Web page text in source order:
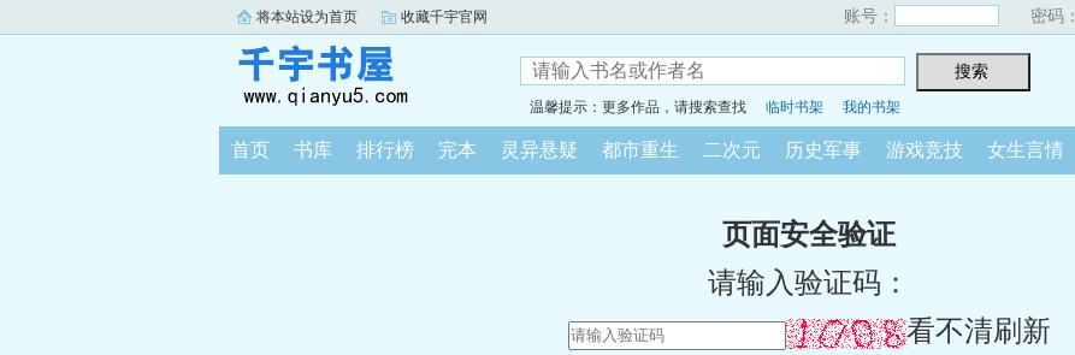
将本站设为首页 收藏千宇官网 账号： 密码：
温馨提示：更多作品，请搜索查找 临时书架 我的书架
首页 书库 排行榜 完本 灵异悬疑 都市重生 二次元 历史军事 游戏竞技 女生言情
页面安全验证
请输入验证码：
看不清刷新